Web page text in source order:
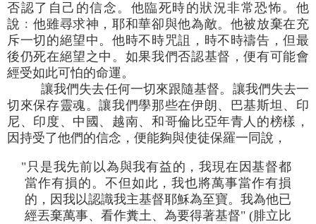
否認了自己的信念。他臨死時的狀況非常恐怖。他
說﹕他雖尋求神，耶和華卻與他為敵。他被放棄在充
斥一切的絕望中。他時不時咒詛，時不時禱告，但最
後仍死在絕望之中。如果我們否認基督，便有可能會
經受如此可怕的命運。
讓我們失去任何一切來跟隨基督。讓我們失去一
切來保存靈魂。讓我們學那些在伊朗、巴基斯坦、印
尼、印度、中國、越南、和哥倫比亞年青人的榜樣，
因持受了他們的信念，便能夠與使徒保羅一同說，
"只是我先前以為與我有益的，我現在因基督都
當作有損的。不但如此，我也將萬事當作有損
的，因我以認識我主基督耶穌為至寶。我為他已
經丟棄萬事、看作糞土、為要得著基督" (腓立比